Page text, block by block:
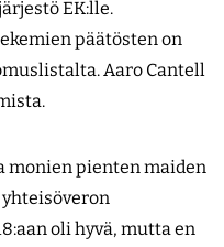
EK:lle.
päätösten on
Aaro Cantell
monien pienten maiden
oli hyvä, mutta en